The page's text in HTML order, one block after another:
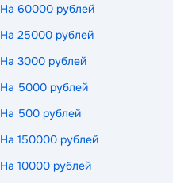
На 60000 рублей
На 25000 рублей
На 3000 рублей
На 5000 рублей
На 500 рублей
На 150000 рублей
На 10000 рублей